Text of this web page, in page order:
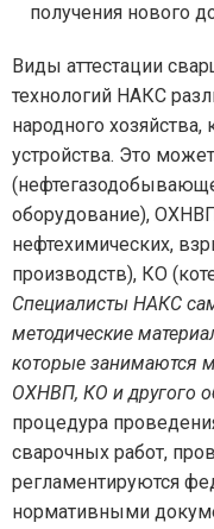
получения нового
Виды аттестации
технологий НАКС
народного хозяйства,
устройства. Это
оборудование),
нефтехимических,
производств), КО
Специалисты НАКС
методические
которые занимаются
ОХНВП, КО и другого
процедура
сварочных работ,
регламентируются
нормативными